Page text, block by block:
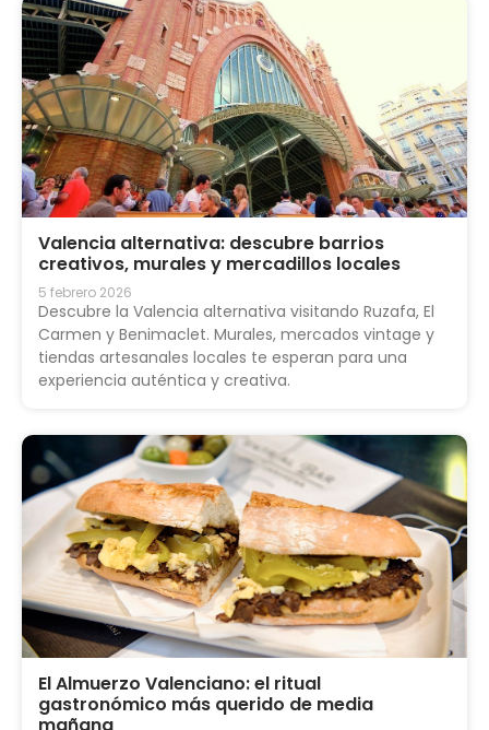
Valencia alternativa: descubre barrios
creativos, murales y mercadillos locales
5 febrero 2026
Descubre la Valencia alternativa visitando Ruzafa, El
Carmen y Benimaclet. Murales, mercados vintage y
tiendas artesanales locales te esperan para una
experiencia auténtica y creativa.
El Almuerzo Valenciano: el ritual
gastronómico más querido de media